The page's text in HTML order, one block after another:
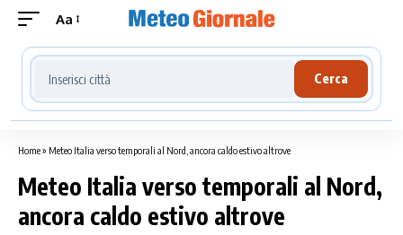
Aa
Cerca località meteo
Cerca
Home» Meteo Italia verso temporali al Nord, ancora caldo estivo altrove
Meteo Italia verso temporali al Nord,
ancora caldo estivo altrove